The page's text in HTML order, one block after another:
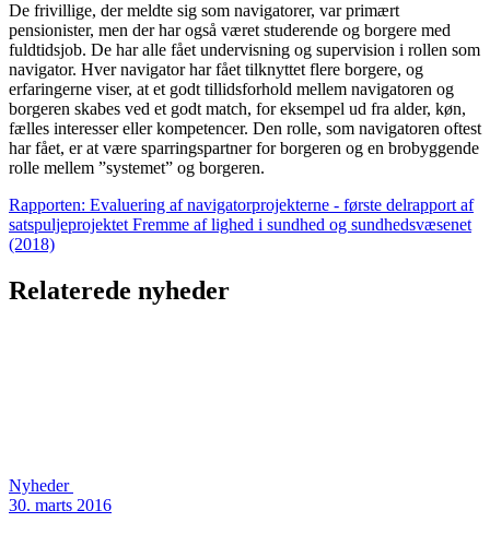
De frivillige, der meldte sig som navigatorer, var primært
pensionister, men der har også været studerende og borgere med
fuldtidsjob. De har alle fået undervisning og supervision i rollen som
navigator. Hver navigator har fået tilknyttet flere borgere, og
erfaringerne viser, at et godt tillidsforhold mellem navigatoren og
borgeren skabes ved et godt match, for eksempel ud fra alder, køn,
fælles interesser eller kompetencer. Den rolle, som navigatoren oftest
har fået, er at være sparringspartner for borgeren og en brobyggende
rolle mellem ”systemet” og borgeren.
Rapporten: Evaluering af navigatorprojekterne - første delrapport af
satspuljeprojektet Fremme af lighed i sundhed og sundhedsvæsenet
(2018)
Relaterede nyheder
Nyheder
30. marts 2016